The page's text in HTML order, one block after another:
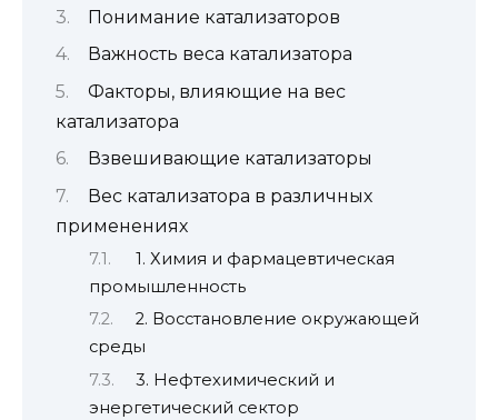
Понимание катализаторов
Важность веса катализатора
Факторы, влияющие на вес
катализатора
Взвешивающие катализаторы
Вес катализатора в различных
применениях
1. Химия и фармацевтическая
промышленность
2. Восстановление окружающей
среды
3. Нефтехимический и
энергетический сектор